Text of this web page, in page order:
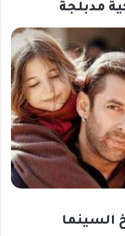
مدبلجة
السينما